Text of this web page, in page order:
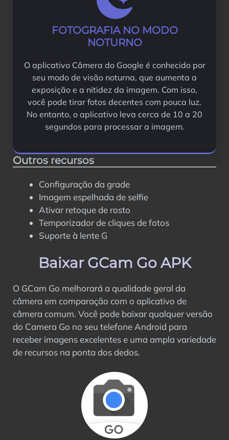
FOTOGRAFIA NO MODO
NOTURNO
O aplicativo Câmera do Google é conhecido por
seu modo de visão noturna, que aumenta a
exposição e a nitidez da imagem. Com isso,
você pode tirar fotos decentes com pouca luz.
No entanto, o aplicativo leva cerca de 10 a 20
segundos para processar a imagem.
Outros recursos
Configuração da grade
Imagem espelhada de selfie
Ativar retoque de rosto
Temporizador de cliques de fotos
Suporte à lente G
Baixar GCam Go APK
O GCam Go melhorará a qualidade geral da
câmera em comparação com o aplicativo de
câmera comum. Você pode baixar qualquer versão
do Camera Go no seu telefone Android para
receber imagens excelentes e uma ampla variedade
de recursos na ponta dos dedos.